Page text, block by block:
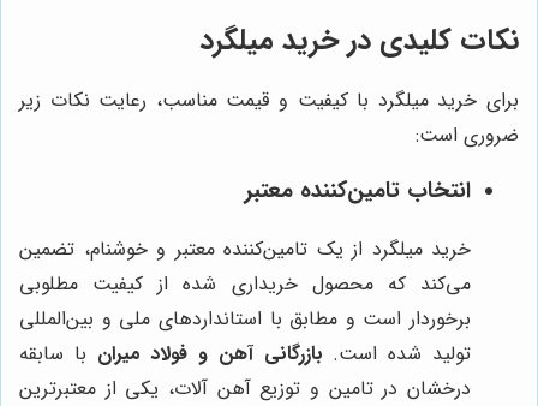
نکات کلیدی در خرید میلگرد
برای خرید میلگرد با کیفیت و قیمت مناسب، رعایت نکات زیر
ضروری است:
انتخاب تامین‌کننده معتبر
خرید میلگرد از یک تامین‌کننده معتبر و خوشنام، تضمین
می‌کند که محصول خریداری شده از کیفیت مطلوبی
برخوردار است و مطابق با استانداردهای ملی و بین‌المللی
تولید شده است. بازرگانی آهن و فولاد میران با سابقه
درخشان در تامین و توزیع آهن آلات، یکی از معتبرترین